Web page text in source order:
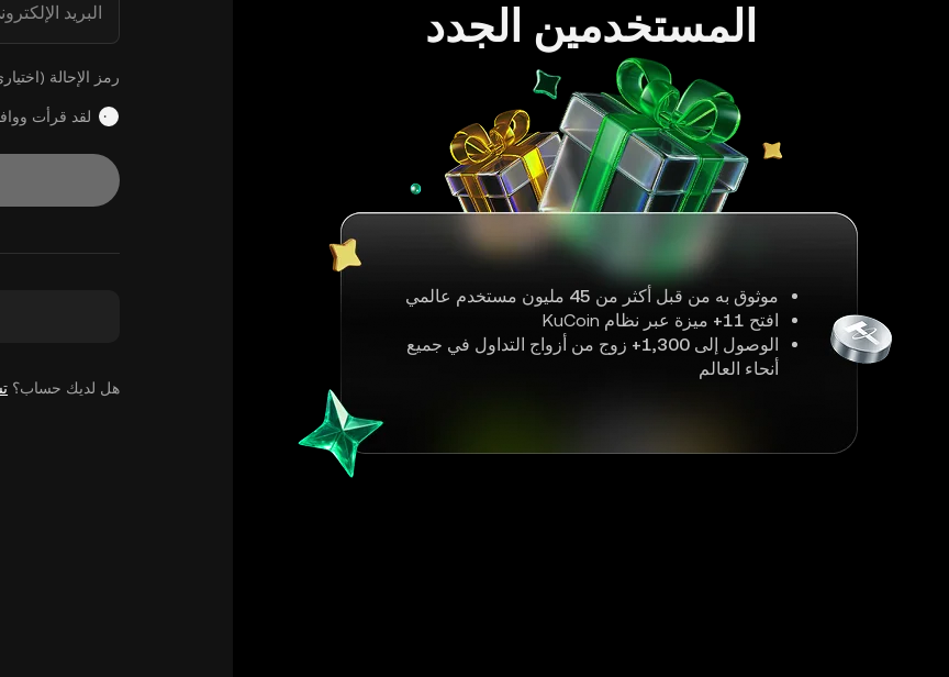
المستخدمين الجدد
موثوق به من قبل أكثر من 45 مليون مستخدم عالمي
افتح 11+
ميزة عبر نظام KuCoin
الوصول إلى 1,300+
زوج من أزواج التداول في جميع
أنحاء العالم
البريد
رمز الإحالة
لقد قرأت
هل لديك حساب؟